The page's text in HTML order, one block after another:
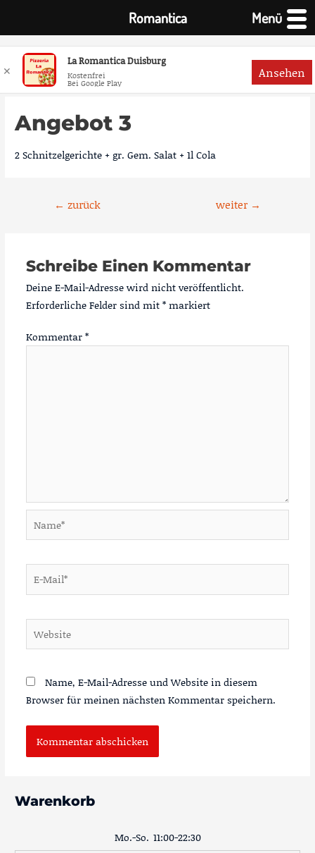
Zum
springen
Angebot 3
2 Schnitzelgerichte + gr. Gem. Salat + 1l Cola
Beitragsnavigation
← zurück weiter →
Schreibe Einen Kommentar
Deine E-Mail-Adresse wird nicht veröffentlicht.
Erforderliche Felder sind mit*markiert
Kommentar*
Website
Name, E-Mail-Adresse und Website in diesem
Browser für meinen nächsten Kommentar speichern.
Warenkorb
Mo.-So. 11:00-22:30
Romantica Menü
✕
La Romantica Duisburg
Kostenfrei
Bei Google Play
Ansehen